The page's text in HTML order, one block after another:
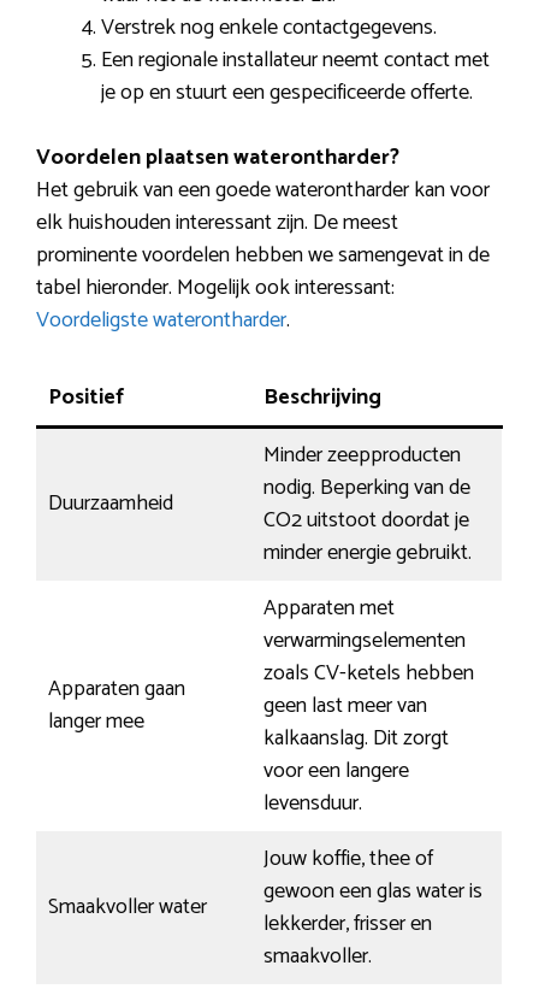
Verstrek nog enkele contactgegevens.
Een regionale installateur neemt contact met
je op en stuurt een gespecificeerde offerte.
Voordelen plaatsen waterontharder?
Het gebruik van een goede waterontharder kan voor
elk huishouden interessant zijn. De meest
prominente voordelen hebben we samengevat in de
tabel hieronder. Mogelijk ook interessant:
Voordeligste waterontharder.
Positief Beschrijving
Duurzaamheid
Minder zeepproducten
nodig. Beperking van de
CO2 uitstoot doordat je
minder energie gebruikt.
Apparaten gaan
langer mee
Apparaten met
verwarmingselementen
zoals CV-ketels hebben
geen last meer van
kalkaanslag. Dit zorgt
voor een langere
levensduur.
Smaakvoller water
Jouw koffie, thee of
gewoon een glas water is
lekkerder, frisser en
smaakvoller.